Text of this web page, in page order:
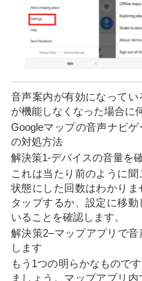
音声案内が有効になって
が機能しなくなった場合に
Googleマップの音声ナビ
の対処方法
解決策1-デバイスの音量を
これは当たり前のように
状態にした回数はわかり
タップするか、設定に移
いることを確認します。
解決策2–マップアプリで
します
もう1つの明らかなもので
ましょう。マップアプリ